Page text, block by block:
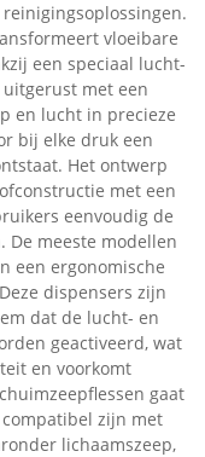
vloeibare
een speciaal lucht-
met een
en lucht in precieze
bij elke druk een
Het ontwerp
met een
eenvoudig de
De meeste modellen
een ergonomische
dispensers zijn
dat de lucht- en
geactiveerd, wat
en voorkomt
gaat
zijn met
lichaamszeep,